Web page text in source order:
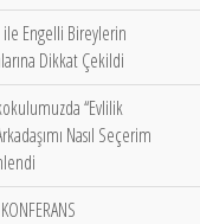
ile Engelli Bireylerin
Dikkat Çekildi
‘‘Evlilik
Nasıl Seçerim